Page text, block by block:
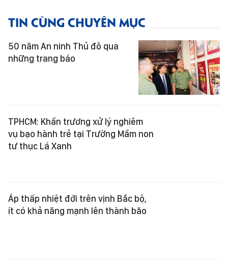
TIN CÙNG CHUYÊN MỤC
50 năm An ninh Thủ đô qua
những trang báo
TPHCM: Khẩn trương xử lý nghiêm
vụ bạo hành trẻ tại Trường Mầm non
tư thục Lá Xanh
Áp thấp nhiệt đới trên vịnh Bắc bộ,
ít có khả năng mạnh lên thành bão